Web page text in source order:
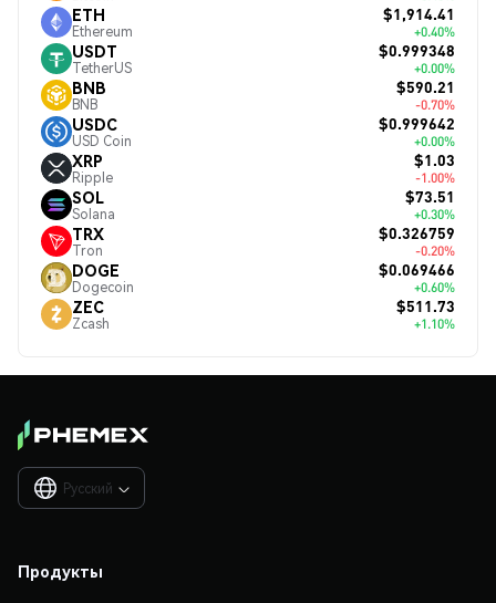
ETH
Ethereum
$1,914.41
+0.40%
USDT
TetherUS
$0.999348
+0.00%
BNB
BNB
$590.21
-0.70%
USDC
USD Coin
$0.999642
+0.00%
XRP
Ripple
$1.03
-1.00%
SOL
Solana
$73.51
+0.30%
TRX
Tron
$0.326759
-0.20%
DOGE
Dogecoin
$0.069466
+0.60%
ZEC
Zcash
$511.73
+1.10%
Русский 
Продукты